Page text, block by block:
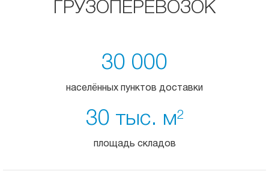
ГРУЗОПЕРЕВОЗОК
30 000
населённых пунктов доставки
30 тыс. м2
площадь складов